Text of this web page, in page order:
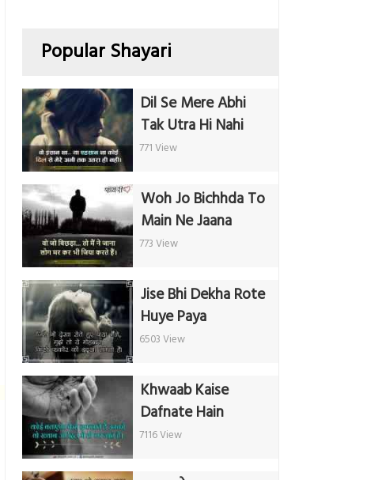
Popular Shayari
Dil Se Mere Abhi
Tak Utra Hi Nahi
771 View
Woh Jo Bichhda To
Main Ne Jaana
773 View
Jise Bhi Dekha Rote
Huye Paya
6503 View
Khwaab Kaise
Dafnate Hain
7116 View